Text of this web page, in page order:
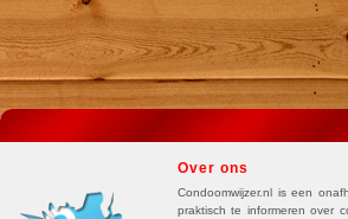
Over ons
Condoomwijzer.nl is een
praktisch te informeren over